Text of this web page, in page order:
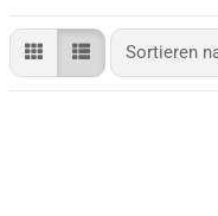
Sortieren
Sortieren